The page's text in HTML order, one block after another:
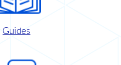
Guides